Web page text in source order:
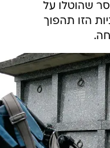
שנות המאסר שהוטלו על
הזו תהפוך